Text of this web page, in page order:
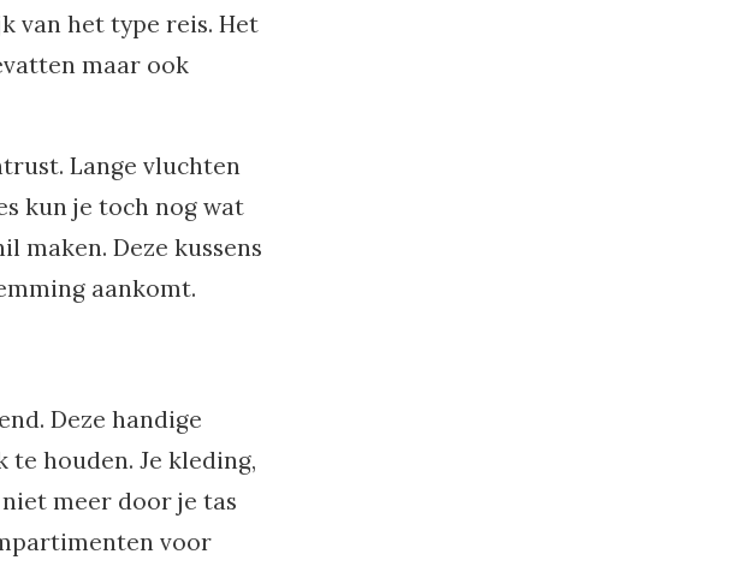
van het type reis. Het
maar ook
Lange vluchten
kun je toch nog wat
maken. Deze kussens
aankomt.
Deze handige
houden. Je kleding,
meer door je tas
voor